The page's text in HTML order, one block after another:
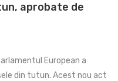
aprobate de
European a
din tutun. Acest nou act